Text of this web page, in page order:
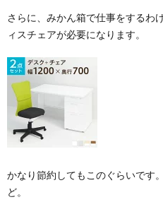
さらに、みかん箱で仕事をするわ
ィスチェアが必要になります。
かなり節約してもこのぐらいです
ど。